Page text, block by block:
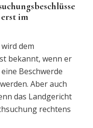
im
dem
bekannt, wenn er
Beschwerde
Aber auch
das Landgericht
rechtens